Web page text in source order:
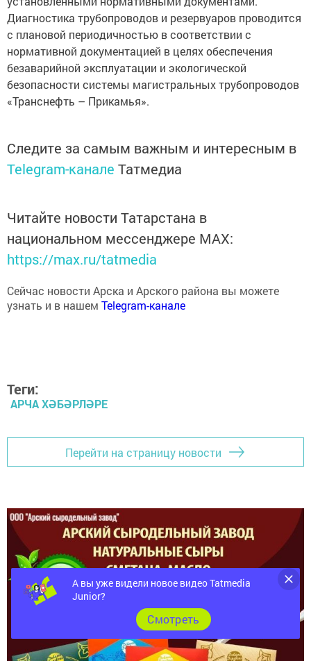
Диагностика трубопроводов и резервуаров проводится
с плановой периодичностью в соответствии с
нормативной документацией в целях обеспечения
безаварийной эксплуатации и экологической
безопасности системы магистральных трубопроводов
«Транснефть – Прикамья».
Telegram-каналеТатмедиа
Читайте новости Татарстана в
национальном мессенджере MАХ:
https://max.ru/tatmedia
узнать и в нашемTelegram-канале
АРЧА ХӘБӘРЛӘРЕ
Перейти на страницу новости
А вы уже видели новое видео Tatmedia
Junior?
Cмотреть